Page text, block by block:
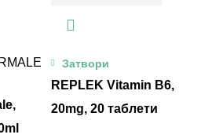
Затвори
REPLEK Vitamin B6,
20mg, 20 таблети